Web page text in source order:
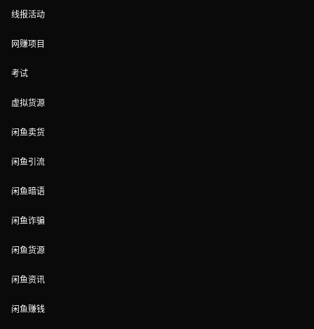
线报活动
网赚项目
考试
虚拟货源
闲鱼卖货
闲鱼引流
闲鱼暗语
闲鱼诈骗
闲鱼货源
闲鱼资讯
闲鱼赚钱